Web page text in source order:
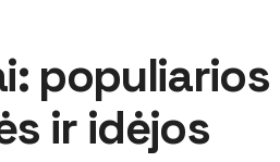
populiarios
ir idėjos